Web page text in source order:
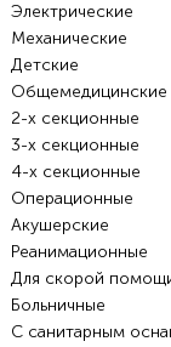
Электрические
Механические
Детские
Общемедицинские
2-х секционные
3-х секционные
4-х секционные
Операционные
Акушерские
Реанимационные
Для скорой
Больничные
С санитарным